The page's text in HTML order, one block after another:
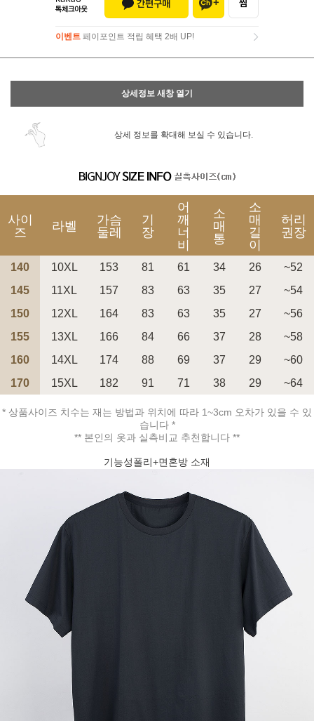
이벤트 페이포인트 적립 혜택 2배 UP!
이벤트페이포인트 적립 혜택 2배 UP!
상세정보 새창 열기
상세 정보를 확대해 보실 수 있습니다.
사이
즈
라벨
가슴
둘레
기
장
어
깨
너
비
소
매
통
소
매
길
이
허리
권장
140 10XL 153 81 61 34 26
~52
145
11XL 157 83 63 35 27
~54
150
12XL 164 83 63 35 27
~56
155
13XL 166 84 66 37 28
~58
160
14XL 174 88 69 37 29
~60
170
15XL 182 91 71 38 29 ~64
* 상품사이즈 치수는 재는 방법과 위치에 따라 1~3cm 오차가 있을 수 있
습니다 *
** 본인의 옷과 실측비교 추천합니다 **
기능성폴리+면혼방 소재